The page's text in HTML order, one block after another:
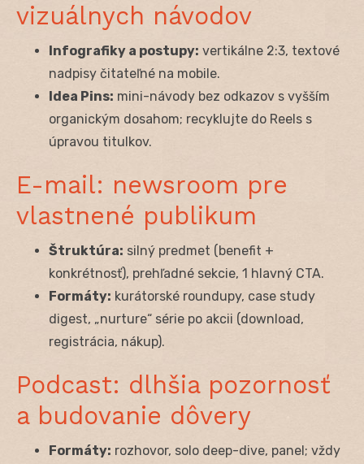
vizuálnych návodov
Infografiky a postupy: vertikálne 2:3, textové
nadpisy čitateľné na mobile.
Idea Pins: mini-návody bez odkazov s vyšším
organickým dosahom; recyklujte do Reels s
úpravou titulkov.
E-mail: newsroom pre
vlastnené publikum
Štruktúra: silný predmet (benefit +
konkrétnosť), prehľadné sekcie, 1 hlavný CTA.
Formáty: kurátorské roundupy, case study
digest, „nurture“ série po akcii (download,
registrácia, nákup).
Podcast: dlhšia pozornosť
a budovanie dôvery
Formáty: rozhovor, solo deep-dive, panel; vždy